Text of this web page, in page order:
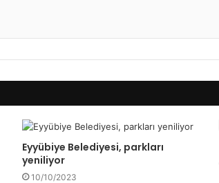
Eyyübiye Belediyesi, parkları
yeniliyor
10/10/2023